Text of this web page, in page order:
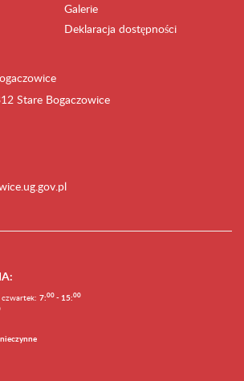
Galerie
Deklaracja dostępności
Stare Bogaczowice
:
czwartek: 7:00 - 15:00
nieczynne